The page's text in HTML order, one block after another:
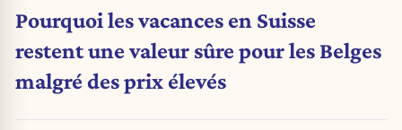
Pourquoi les vacances en Suisse
restent une valeur sûre pour les Belges
malgré des prix élevés